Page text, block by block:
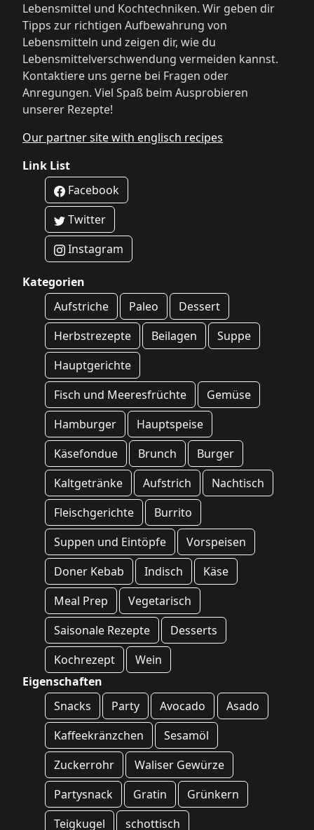
Lebensmittel und Kochtechniken. Wir geben dir
Tipps zur richtigen Aufbewahrung von
Lebensmitteln und zeigen dir, wie du
Lebensmittelverschwendung vermeiden kannst.
Kontaktiere uns gerne bei Fragen oder
Anregungen. Viel Spaß beim Ausprobieren
unserer Rezepte!
Our partner site with englisch recipes
Link List
Facebook
Twitter
Instagram
Kategorien
Aufstriche
Paleo
Dessert
Herbstrezepte
Beilagen
Suppe
Hauptgerichte
Fisch und Meeresfrüchte
Gemüse
Hamburger
Hauptspeise
Käsefondue
Brunch
Burger
Kaltgetränke
Aufstrich
Nachtisch
Fleischgerichte
Burrito
Suppen und Eintöpfe
Vorspeisen
Doner Kebab
Indisch
Käse
Meal Prep
Vegetarisch
Saisonale Rezepte
Desserts
Kochrezept
Wein
Eigenschaften
Snacks
Party Avocado
Asado
Kaffeekränzchen
Sesamöl
Zuckerrohr
Waliser Gewürze
Partysnack
Gratin
Grünkern
Teigkugel
schottisch